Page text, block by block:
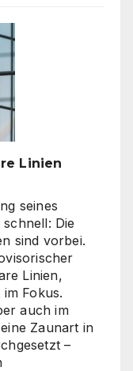
Linien
seines
Die
sind vorbei.
Linien,
Fokus.
auch im
Zaunart in
–